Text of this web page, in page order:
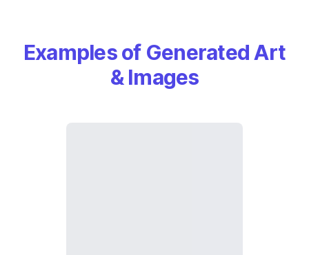
Examples of Generated Art
& Images